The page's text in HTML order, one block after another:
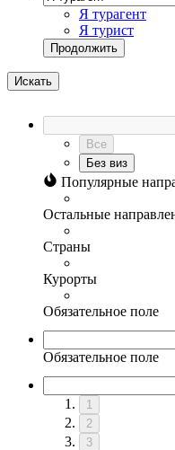
Я турагент
Я турист
Продолжить
Искать
Все
Без виз
Популярные
Остальные
Страны
Курорты
Обязательное поле
Обязательное поле
1
2
3